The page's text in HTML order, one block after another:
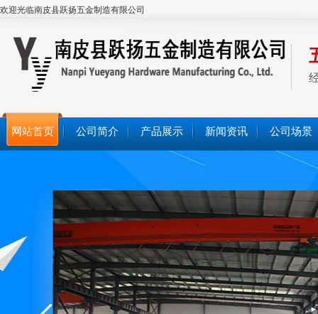
欢迎光临南皮县跃扬五金制造有限公司
网站首页 公司简介 产品展示 新闻资讯 公司场景